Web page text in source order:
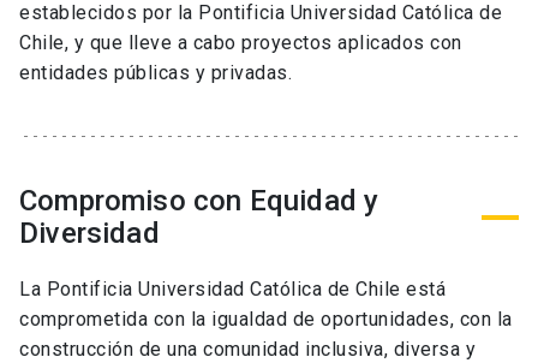
establecidos por la Pontificia Universidad Católica de
Chile, y que lleve a cabo proyectos aplicados con
entidades públicas y privadas.
Compromiso con Equidad y
Diversidad
La Pontificia Universidad Católica de Chile está
comprometida con la igualdad de oportunidades, con la
construcción de una comunidad inclusiva, diversa y